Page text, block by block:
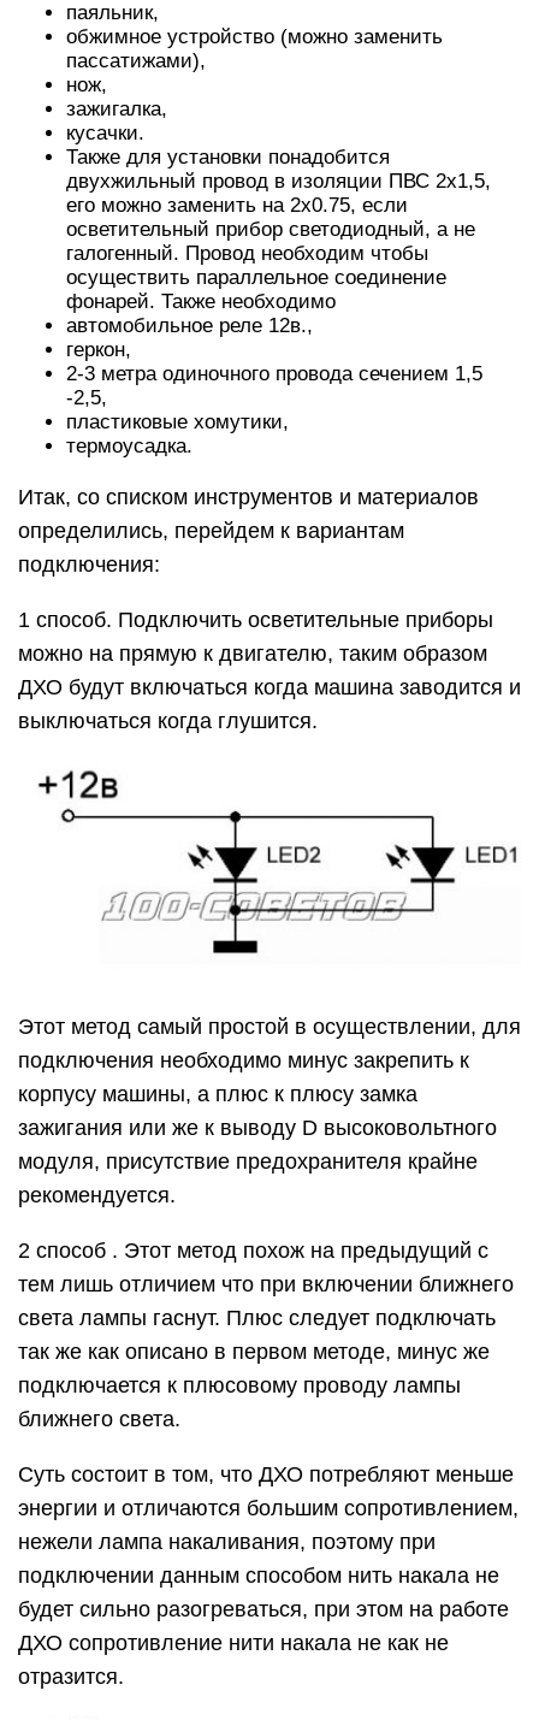
паяльник,
обжимное устройство (можно заменить
пассатижами),
нож,
зажигалка,
кусачки.
Также для установки понадобится
двухжильный провод в изоляции ПВС 2х1,5,
его можно заменить на 2х0.75, если
осветительный прибор светодиодный, а не
галогенный. Провод необходим чтобы
осуществить параллельное соединение
фонарей. Также необходимо
автомобильное реле 12в.,
геркон,
2-3 метра одиночного провода сечением 1,5
-2,5,
пластиковые хомутики,
термоусадка.
Итак, со списком инструментов и материалов
определились, перейдем к вариантам
подключения:
1 способ. Подключить осветительные приборы
можно на прямую к двигателю, таким образом
ДХО будут включаться когда машина заводится и
выключаться когда глушится.
Этот метод самый простой в осуществлении, для
подключения необходимо минус закрепить к
корпусу машины, а плюс к плюсу замка
зажигания или же к выводу D высоковольтного
модуля, присутствие предохранителя крайне
рекомендуется.
2 способ . Этот метод похож на предыдущий с
тем лишь отличием что при включении ближнего
света лампы гаснут. Плюс следует подключать
так же как описано в первом методе, минус же
подключается к плюсовому проводу лампы
ближнего света.
Суть состоит в том, что ДХО потребляют меньше
энергии и отличаются большим сопротивлением,
нежели лампа накаливания, поэтому при
подключении данным способом нить накала не
будет сильно разогреваться, при этом на работе
ДХО сопротивление нити накала не как не
отразится.